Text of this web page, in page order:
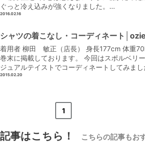
ぐっと冷え込みが強くなりました。…
2016.02.16
シャツの着こなし・コーディネート
着用者 柳田 敏正（店長） 身長177cm 体重
巻末に掲載しております。 今回はスポルベリ
ジュアルテイストでコーディネートしてみま
2015.02.20
1
事はこちら！ こちらの記事もお